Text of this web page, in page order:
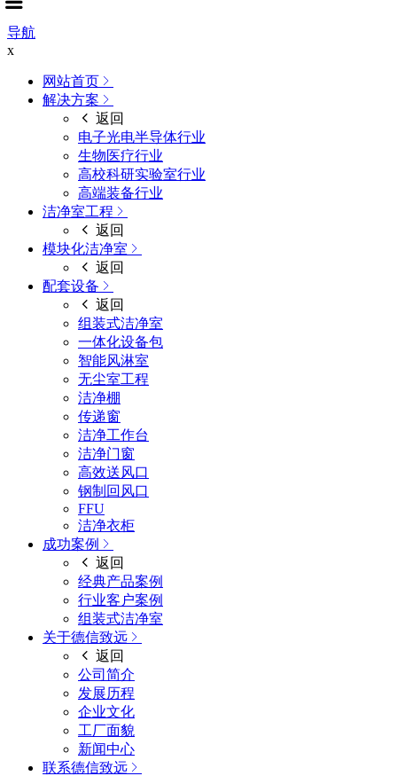
导航
x
网站首页
解决方案
返回
电子光电半导体行业
生物医疗行业
高校科研实验室行业
高端装备行业
洁净室工程
返回
模块化洁净室
返回
配套设备
返回
组装式洁净室
一体化设备包
智能风淋室
无尘室工程
洁净棚
传递窗
洁净工作台
洁净门窗
高效送风口
钢制回风口
FFU
洁净衣柜
成功案例
返回
经典产品案例
行业客户案例
组装式洁净室
关于德信致远
返回
公司简介
发展历程
企业文化
工厂面貌
新闻中心
联系德信致远